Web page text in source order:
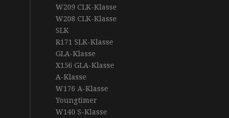
W209 CLK-Klasse
W208 CLK-Klasse
SLK
R171 SLK-Klasse
GLA-Klasse
X156 GLA-Klasse
A-Klasse
W176 A-Klasse
Youngtimer
W140 S-Klasse